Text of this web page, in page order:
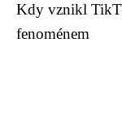
Kdy vznikl
fenoménem